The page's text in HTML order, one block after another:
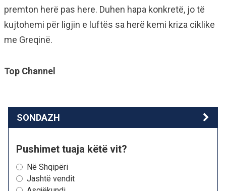
premton herë pas here. Duhen hapa konkretë, jo të
kujtohemi për ligjin e luftës sa herë kemi kriza ciklike
me Greqinë.
Top Channel
SONDAZH
Pushimet tuaja këtë vit?
Në Shqipëri
Jashtë vendit